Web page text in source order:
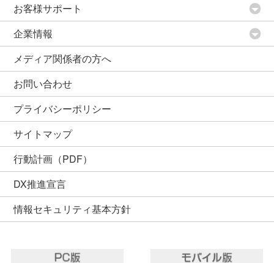
お客様サポート
企業情報
メディア関係者の方へ
お問い合わせ
プライバシーポリシー
サイトマップ
行動計画（PDF）
DX推進宣言
情報セキュリティ基本方針